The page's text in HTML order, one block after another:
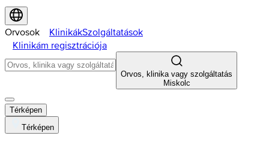
Orvosok KlinikákSzolgáltatások
Klinikám regisztrációja
Orvos, klinika vagy szolgáltatás
Miskolc
Térképen
Térképen